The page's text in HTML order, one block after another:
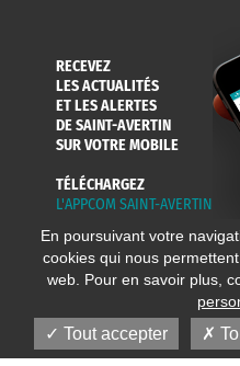
RECEVEZ
LES ACTUALITÉS
ET LES ALERTES
DE SAINT-AVERTIN
SUR VOTRE MOBILE
TÉLÉCHARGEZ
L'APPCOM SAINT-AVERTIN
En poursuivant votre
cookies qui nous
web. Pour en savoir plus,
Tout accepter